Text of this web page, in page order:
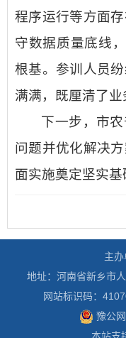
程序运行等方面
守数据质量底线
根基。参训人员
满满，既厘清了业
下一步，市
问题并优化解决
面实施奠定坚实基
主
地址：河南省新乡市
网站标识码：
豫公